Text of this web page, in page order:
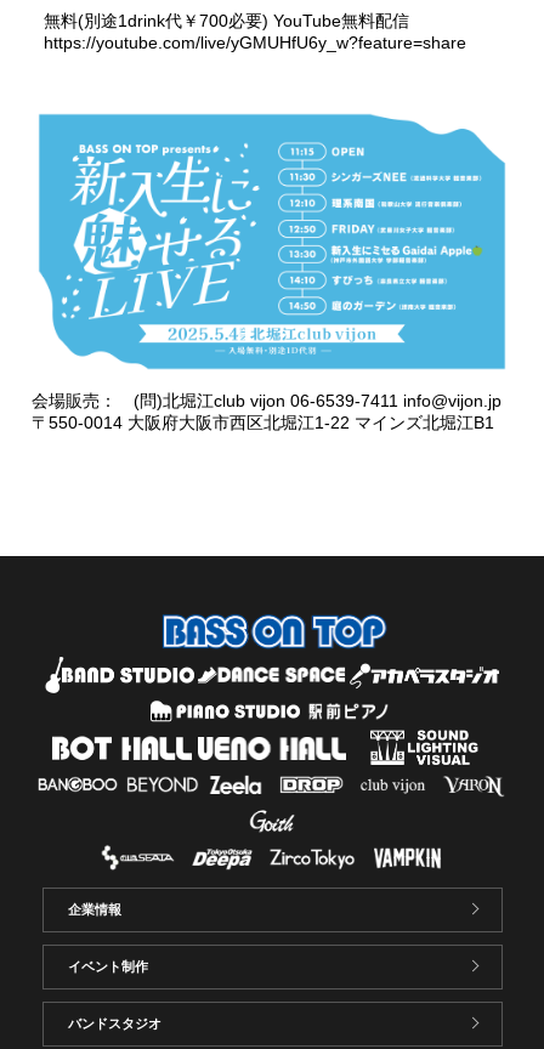
無料(別途1drink代￥700必要) YouTube無料配信
https://youtube.com/live/yGMUHfU6y_w?feature=share
会場販売： (問)北堀江club vijon 06-6539-7411 info@vijon.jp
〒550-0014 大阪府大阪市西区北堀江1-22 マインズ北堀江B1
企業情報
イベント制作
バンドスタジオ